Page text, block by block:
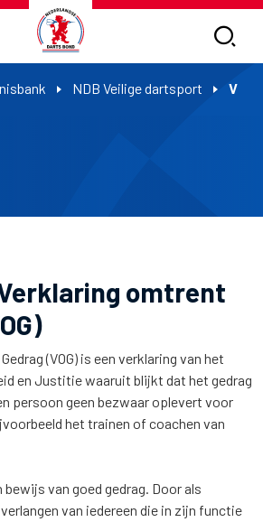
NDB Veilige dartsport VOG
omtrent
(VOG) is een verklaring van het
en Justitie waaruit blijkt dat het gedrag
persoon geen bezwaar oplevert voor
het trainen of coachen van
bewijs van goed gedrag. Door als
van iedereen die in zijn functie